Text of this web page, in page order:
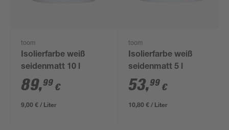
toom
Isolierfarbe weiß
seidenmatt 10 l
89,99 €
9,00 € / Liter
toom
Isolierfarbe weiß
seidenmatt 5 l
53,99 €
10,80 € / Liter